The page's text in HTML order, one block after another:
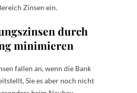
Zinsen ein.
durch
minimieren
fallen an, wenn die Bank
Sie es aber noch nicht